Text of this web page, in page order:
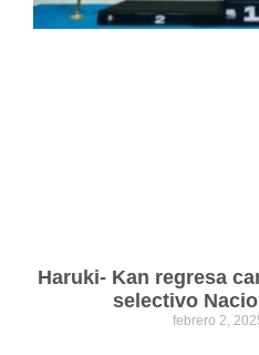
Haruki- Kan regresa
selectivo
febrero 2,